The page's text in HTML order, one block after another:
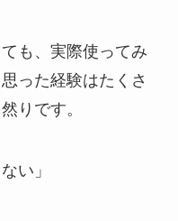
も、実際使ってみ
った経験はたくさ
りです。
い」